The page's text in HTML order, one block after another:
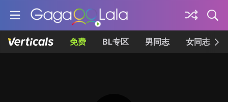
免费 BL专区 男同志 女同志